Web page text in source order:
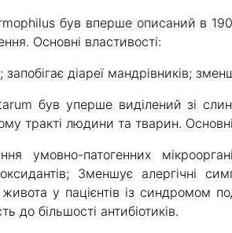
був вперше описаний в
Основні властивості:
діареї мандрівників;
був уперше виділений зі
тракті людини та тварин.
умовно-патогенних
Зменшує алергічні
у пацієнтів із синдромом
до більшості антибіотиків.